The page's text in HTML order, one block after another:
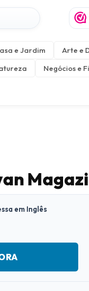
e Jardim
Arte e
Negócios e
em Inglês